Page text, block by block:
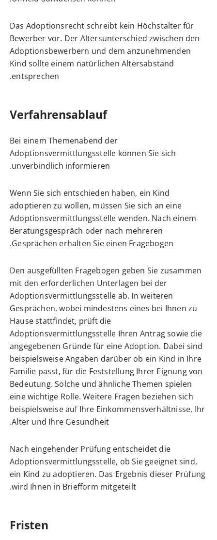
Das Adoptionsrecht schreibt kein Höchstalter für
Bewerber vor. Der Altersunterschied zwischen den
Adoptionsbewerbern und dem anzunehmenden
Kind sollte einem natürlichen Altersabstand
entsprechen.
Verfahrensablauf
Bei einem Themenabend der
Adoptionsvermittlungsstelle können Sie sich
unverbindlich informieren.
Wenn Sie sich entschieden haben, ein Kind
adoptieren zu wollen, müssen Sie sich an eine
Adoptionsvermittlungsstelle wenden. Nach einem
Beratungsgespräch oder nach mehreren
Gesprächen erhalten Sie einen Fragebogen.
Den ausgefüllten Fragebogen geben Sie zusammen
mit den erforderlichen Unterlagen bei der
Adoptionsvermittlungsstelle ab. In weiteren
Gesprächen, wobei mindestens eines bei Ihnen zu
Hause stattfindet, prüft die
Adoptionsvermittlungsstelle Ihren Antrag sowie die
angegebenen Gründe für eine Adoption. Dabei sind
beispielsweise Angaben darüber ob ein Kind in Ihre
Familie passt, für die Feststellung Ihrer Eignung von
Bedeutung. Solche und ähnliche Themen spielen
eine wichtige Rolle. Weitere Fragen beziehen sich
beispielsweise auf Ihre Einkommensverhältnisse, Ihr
Alter und Ihre Gesundheit.
Nach eingehender Prüfung entscheidet die
Adoptionsvermittlungsstelle, ob Sie geeignet sind,
ein Kind zu adoptieren. Das Ergebnis dieser Prüfung
wird Ihnen in Briefform mitgeteilt.
Fristen